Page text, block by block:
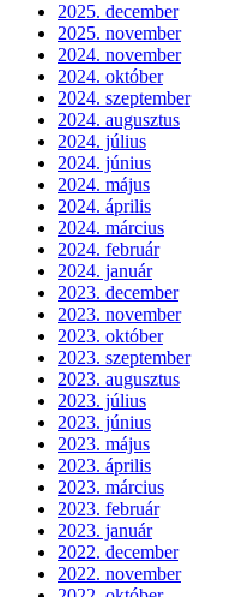
2025. december
2025. november
2024. november
2024. október
2024. szeptember
2024. augusztus
2024. július
2024. június
2024. május
2024. április
2024. március
2024. február
2024. január
2023. december
2023. november
2023. október
2023. szeptember
2023. augusztus
2023. július
2023. június
2023. május
2023. április
2023. március
2023. február
2023. január
2022. december
2022. november